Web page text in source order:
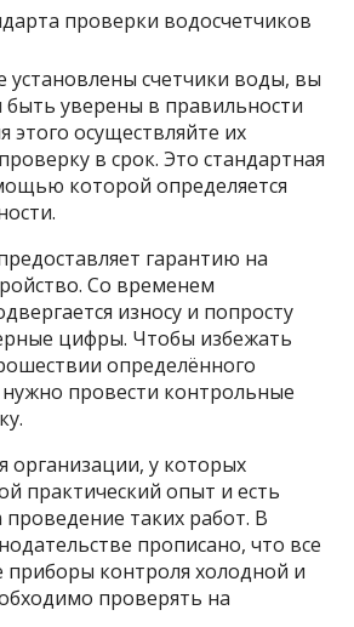
установлены счетчики воды, вы
уверены в правильности
этого осуществляйте их
в срок. Это стандартная
которой определяется
гарантию на
Со временем
износу и попросту
цифры. Чтобы избежать
определённого
провести контрольные
организации, у которых
практический опыт и есть
таких работ. В
прописано, что все
контроля холодной и
проверять на